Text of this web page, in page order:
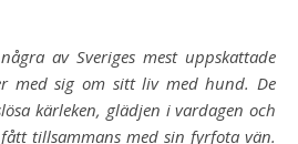
av Sveriges mest uppskattade
med sig om sitt liv med hund. De
kärleken, glädjen i vardagen och
tillsammans med sin fyrfota vän.